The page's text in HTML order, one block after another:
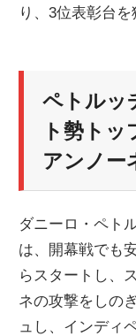
り、3位表彰台を
ペトルッ
ト勢ト
アンノー
ダニーロ・ペト
は、開幕戦でも
らスタートし、
ネの攻撃をしの
ュし、インディ